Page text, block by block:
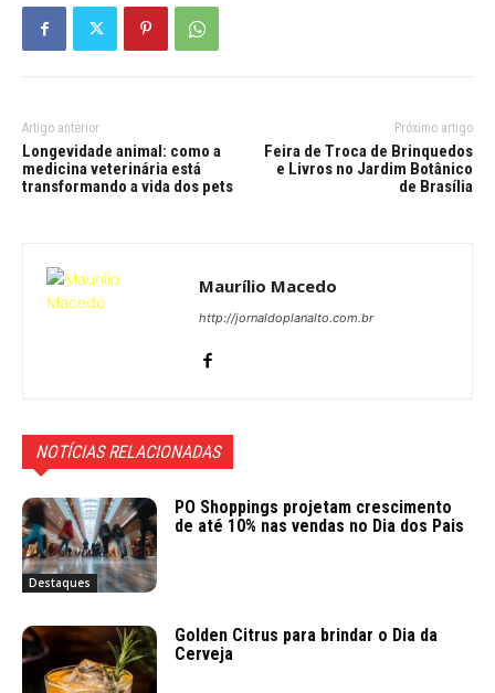
Artigo anterior
Longevidade animal: como a
medicina veterinária está
transformando a vida dos pets
Próximo artigo
Feira de Troca de Brinquedos
e Livros no Jardim Botânico
de Brasília
Maurílio Macedo
http://jornaldoplanalto.com.br
NOTÍCIAS RELACIONADAS
Destaques
PO Shoppings projetam crescimento
de até 10% nas vendas no Dia dos Pais
Golden Citrus para brindar o Dia da
Cerveja